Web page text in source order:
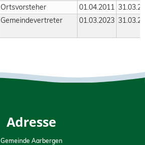
Ortsvorsteher 01.04.2011
Gemeindevertreter 01.03.2023
Adresse
Gemeinde Aarbergen